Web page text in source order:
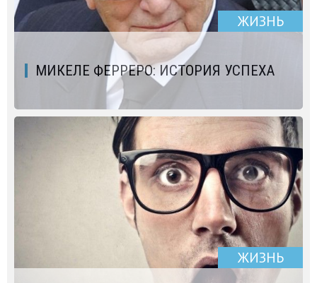
ЖИЗНЬ
МИКЕЛЕ ФЕРРЕРО: ИСТОРИЯ УСПЕХА
ЖИЗНЬ